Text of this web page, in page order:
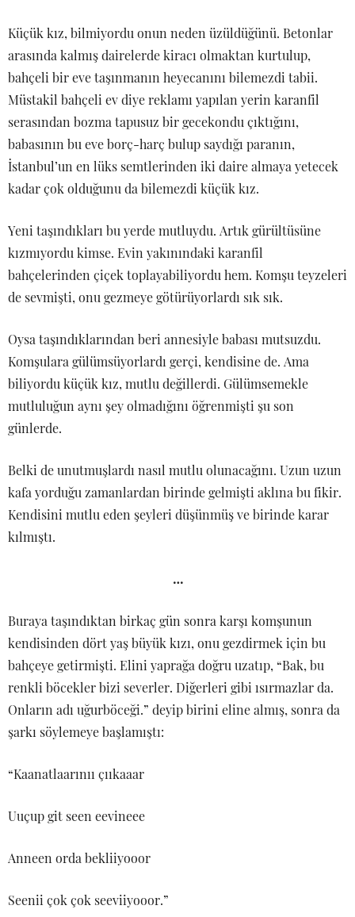
Küçük kız, bilmiyordu onun neden üzüldüğünü. Betonlar
arasında kalmış dairelerde kiracı olmaktan kurtulup,
bahçeli bir eve taşınmanın heyecanını bilemezdi tabii.
Müstakil bahçeli ev diye reklamı yapılan yerin karanfil
serasından bozma tapusuz bir gecekondu çıktığını,
babasının bu eve borç-harç bulup saydığı paranın,
İstanbul’un en lüks semtlerinden iki daire almaya yetecek
kadar çok olduğunu da bilemezdi küçük kız.
Yeni taşındıkları bu yerde mutluydu. Artık gürültüsüne
kızmıyordu kimse. Evin yakınındaki karanfil
bahçelerinden çiçek toplayabiliyordu hem. Komşu teyzeleri
de sevmişti, onu gezmeye götürüyorlardı sık sık.
Oysa taşındıklarından beri annesiyle babası mutsuzdu.
Komşulara gülümsüyorlardı gerçi, kendisine de. Ama
biliyordu küçük kız, mutlu değillerdi. Gülümsemekle
mutluluğun aynı şey olmadığını öğrenmişti şu son
günlerde.
Belki de unutmuşlardı nasıl mutlu olunacağını. Uzun uzun
kafa yorduğu zamanlardan birinde gelmişti aklına bu fikir.
Kendisini mutlu eden şeyleri düşünmüş ve birinde karar
kılmıştı.
…
Buraya taşındıktan birkaç gün sonra karşı komşunun
kendisinden dört yaş büyük kızı, onu gezdirmek için bu
bahçeye getirmişti. Elini yaprağa doğru uzatıp, “Bak, bu
renkli böcekler bizi severler. Diğerleri gibi ısırmazlar da.
Onların adı uğurböceği.” deyip birini eline almış, sonra da
şarkı söylemeye başlamıştı:
“Kaanatlaarınıı çııkaaar
Uuçup git seen eevineee
Anneen orda bekliiyooor
Seenii çok çok seeviiyooor.”